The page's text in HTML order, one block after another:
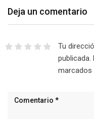
Deja un comentario
Tu
publicada.
marcados